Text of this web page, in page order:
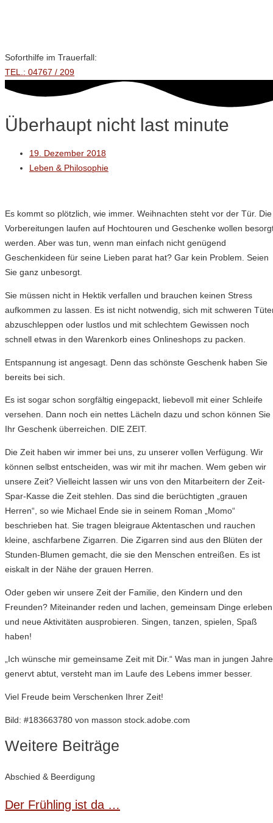
Soforthilfe im Trauerfall:
TEL.: 04767 / 209
Überhaupt nicht last minute
19. Dezember 2018
Leben & Philosophie
Es kommt so plötzlich, wie immer. Weihnachten steht vor der Tür. Die
Vorbereitungen laufen auf Hochtouren und Geschenke wollen
werden. Aber was tun, wenn man einfach nicht genügend
Geschenkideen für seine Lieben parat hat? Gar kein Problem. Seien
Sie ganz unbesorgt.
Sie müssen nicht in Hektik verfallen und brauchen keinen Stress
aufkommen zu lassen. Es ist nicht notwendig, sich mit schweren
abzuschleppen oder lustlos und mit schlechtem Gewissen noch
schnell etwas in den Warenkorb eines Onlineshops zu packen.
Entspannung ist angesagt. Denn das schönste Geschenk haben Sie
bereits bei sich.
Es ist sogar schon sorgfältig eingepackt, liebevoll mit einer Schleife
versehen. Dann noch ein nettes Lächeln dazu und schon können Sie
Ihr Geschenk überreichen. DIE ZEIT.
Die Zeit haben wir immer bei uns, zu unserer vollen Verfügung. Wir
können selbst entscheiden, was wir mit ihr machen. Wem geben wir
unsere Zeit? Vielleicht lassen wir uns von den Mitarbeitern der Zeit-
Spar-Kasse die Zeit stehlen. Das sind die berüchtigten „grauen
Herren“, so wie Michael Ende sie in seinem Roman „Momo“
beschrieben hat. Sie tragen bleigraue Aktentaschen und rauchen
kleine, aschfarbene Zigarren. Die Zigarren sind aus den Blüten der
Stunden-Blumen gemacht, die sie den Menschen entreißen. Es ist
eiskalt in der Nähe der grauen Herren.
Oder geben wir unsere Zeit der Familie, den Kindern und den
Freunden? Miteinander reden und lachen, gemeinsam Dinge erleben
und neue Aktivitäten ausprobieren. Singen, tanzen, spielen, Spaß
haben!
„Ich wünsche mir gemeinsame Zeit mit Dir.“ Was man in jungen
genervt abtut, versteht man im Laufe des Lebens immer besser.
Viel Freude beim Verschenken Ihrer Zeit!
Bild: #183663780 von masson stock.adobe.com
Weitere Beiträge
Abschied & Beerdigung
Der Frühling ist da …